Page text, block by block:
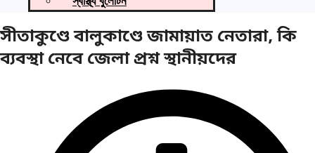
সীতাকুণ্ডে বালুকাণ্ডে জামায়াত নেতারা, কি
ব্যবস্থা নেবে জেলা প্রশ্ন স্থানীয়দের